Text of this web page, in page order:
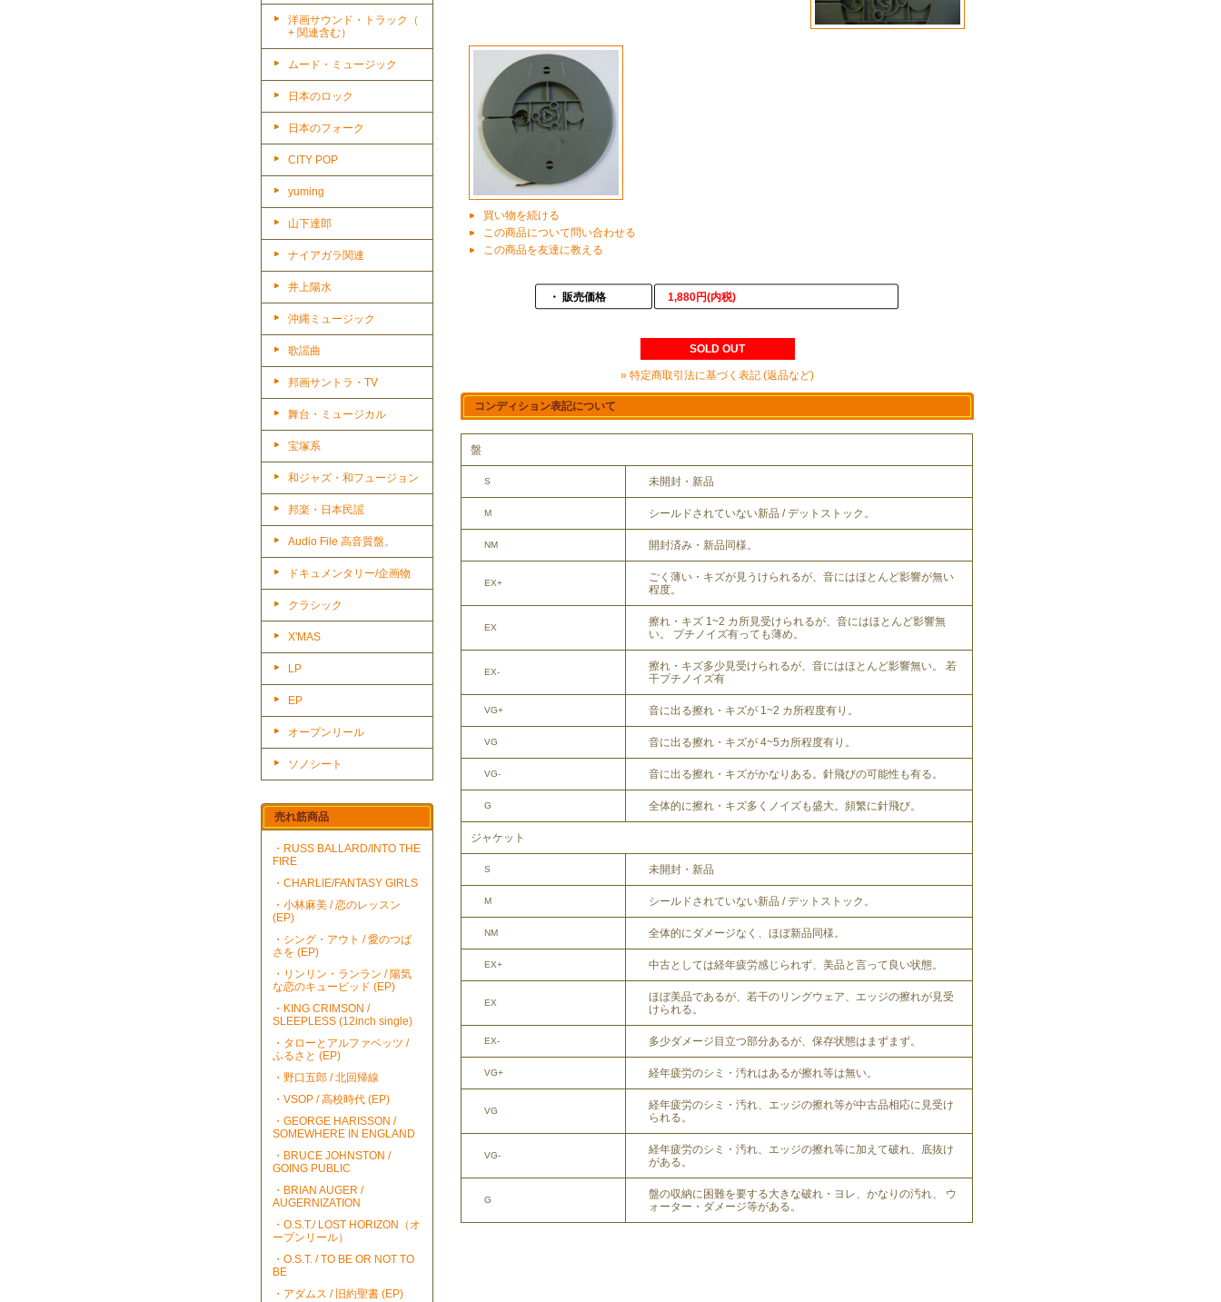
洋画サウンド・トラック（
+ 関連含む）
ムード・ミュージック
日本のロック
日本のフォーク
CITY POP
yuming
山下達郎
ナイアガラ関連
井上陽水
沖縄ミュージック
歌謡曲
邦画サントラ・TV
舞台・ミュージカル
宝塚系
和ジャズ・和フュージョン
邦楽・日本民謡
Audio File 高音質盤。
ドキュメンタリー/企画物
クラシック
X'MAS
LP
EP
オープンリール
ソノシート
売れ筋商品
・RUSS BALLARD/INTO THE
FIRE
・CHARLIE/FANTASY GIRLS
・小林麻美 / 恋のレッスン
(EP)
・シング・アウト / 愛のつば
さを (EP)
・リンリン・ランラン / 陽気
な恋のキューピッド (EP)
・KING CRIMSON /
SLEEPLESS (12inch single)
・タローとアルファベッツ /
ふるさと (EP)
・野口五郎 / 北回帰線
・VSOP / 高校時代 (EP)
・GEORGE HARISSON /
SOMEWHERE IN ENGLAND
・BRUCE JOHNSTON /
GOING PUBLIC
・BRIAN AUGER /
AUGERNIZATION
・O.S.T./ LOST HORIZON（オ
ープンリール）
・O.S.T. / TO BE OR NOT TO
BE
・アダムス / 旧約聖書 (EP)
買い物を続ける
この商品について問い合わせる
この商品を友達に教える
・ 販売価格 1,880円(内税)
SOLD OUT
» 特定商取引法に基づく表記 (返品など)
コンディション表記について
盤
S 未開封・新品
M シールドされていない新品 / デットストック。
NM 開封済み・新品同様。
EX+
ごく薄い・キズが見うけられるが、音にはほとんど影響が無い
程度。
EX
擦れ・キズ 1~2 カ所見受けられるが、音にはほとんど影響無
い。 プチノイズ有っても薄め。
EX-
擦れ・キズ多少見受けられるが、音にはほとんど影響無い。 若
干プチノイズ有
VG+ 音に出る擦れ・キズが 1~2 カ所程度有り。
VG 音に出る擦れ・キズが 4~5カ所程度有り。
VG- 音に出る擦れ・キズがかなりある。針飛びの可能性も有る。
G 全体的に擦れ・キズ多くノイズも盛大。頻繁に針飛び。
ジャケット
S 未開封・新品
M シールドされていない新品 / デットストック。
NM 全体的にダメージなく、ほぼ新品同様。
EX+ 中古としては経年疲労感じられず、美品と言って良い状態。
EX
ほぼ美品であるが、若干のリングウェア、エッジの擦れが見受
けられる。
EX- 多少ダメージ目立つ部分あるが、保存状態はまずまず。
VG+ 経年疲労のシミ・汚れはあるが擦れ等は無い。
VG
経年疲労のシミ・汚れ、エッジの擦れ等が中古品相応に見受け
られる。
VG-
経年疲労のシミ・汚れ、エッジの擦れ等に加えて破れ、底抜け
がある。
G
盤の収納に困難を要する大きな破れ・ヨレ、かなりの汚れ、 ウ
ォーター・ダメージ等がある。